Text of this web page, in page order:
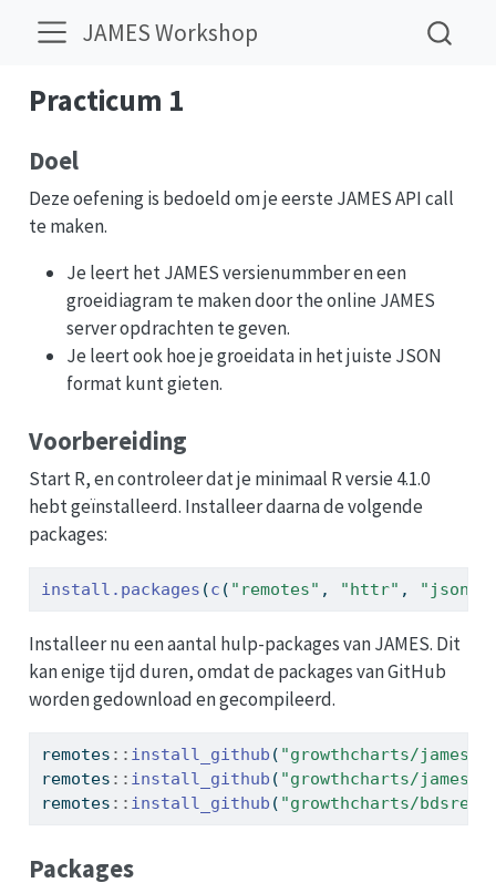
JAMES Workshop
Practicum 1
Doel
Deze oefening is bedoeld om je eerste JAMES API call
te maken.
Je leert het JAMES versienummber en een
groeidiagram te maken door the online JAMES
server opdrachten te geven.
Je leert ook hoe je groeidata in het juiste JSON
format kunt gieten.
Voorbereiding
Start R, en controleer dat je minimaal R versie 4.1.0
hebt geïnstalleerd. Installeer daarna de volgende
packages:
install.packages (c ( "remotes" , "httr" ,
Installeer nu een aantal hulp-packages van JAMES. Dit
kan enige tijd duren, omdat de packages van GitHub
worden gedownload en gecompileerd.
remotes :: install_github ( "growthcharts/
remotes :: install_github ( "growthcharts/
remotes :: install_github ( "growthcharts/
Packages